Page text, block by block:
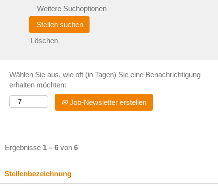
Weitere Suchoptionen
Löschen
Wählen Sie aus, wie oft (in Tagen) Sie eine Benachrichtigung
erhalten möchten:
Job-Newsletter erstellen
Ergebnisse 1 – 6 von 6
Stellenbezeichnung